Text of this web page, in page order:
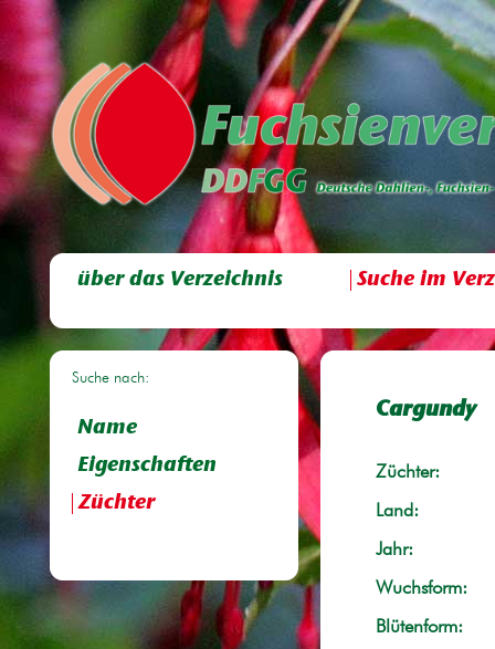
über das Verzeichnis Suche im
Suche nach:
Name
Eigenschaften
Züchter
Cargundy
Züchter:
Land:
Jahr:
Wuchsform:
Blütenform: